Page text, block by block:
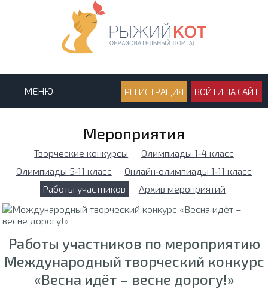
МЕНЮ РЕГИСТРАЦИЯ ВОЙТИ НА САЙТ
Мероприятия
Творческие конкурсы
Олимпиады 1‑4 класс
Олимпиады 5‑11 класс
Онлайн‑олимпиады 1‑11 класс
Работы участников
Архив мероприятий
Работы участников по мероприятию
Международный творческий конкурс
«Весна идёт – весне дорогу!»